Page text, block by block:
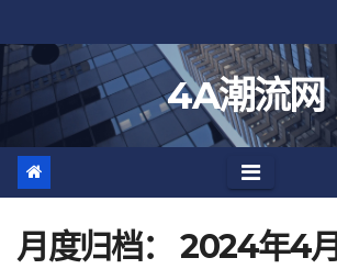
至
4A潮流网
月度归档： 2024年4月